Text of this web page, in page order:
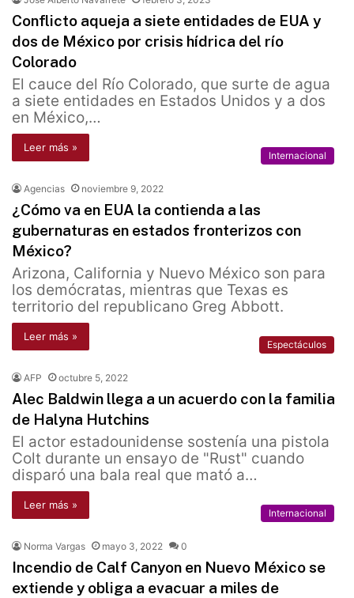
Conflicto aqueja a siete entidades de EUA y
dos de México por crisis hídrica del río
Colorado
El cauce del Río Colorado, que surte de agua
a siete entidades en Estados Unidos y a dos
en México,…
Leer más »
Internacional
Agencias noviembre 9, 2022
¿Cómo va en EUA la contienda a las
gubernaturas en estados fronterizos con
México?
Arizona, California y Nuevo México son para
los demócratas, mientras que Texas es
territorio del republicano Greg Abbott.
Leer más »
Espectáculos
AFP octubre 5, 2022
Alec Baldwin llega a un acuerdo con la familia
de Halyna Hutchins
El actor estadounidense sostenía una pistola
Colt durante un ensayo de "Rust" cuando
disparó una bala real que mató a…
Leer más »
Internacional
Norma Vargas mayo 3, 2022 0
Incendio de Calf Canyon en Nuevo México se
extiende y obliga a evacuar a miles de